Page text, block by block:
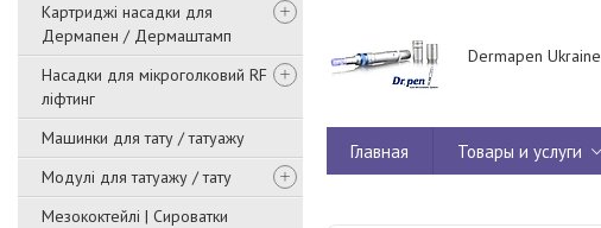
Картриджі насадки для
Дермапен / Дермаштамп
Насадки для мікроголковий RF
ліфтинг
Машинки для тату / татуажу
Модулі для татуажу / тату
Мезококтейлі | Сироватки
Dermapen Ukraine
Главная Товары и услуги